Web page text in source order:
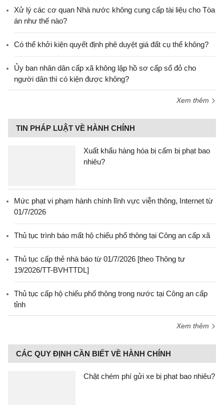
Xử lý các cơ quan Nhà nước không cung cấp tài liệu cho Tòa
án như thế nào?
Có thể khởi kiện quyết định phê duyệt giá đất cụ thể không?
Ủy ban nhân dân cấp xã không lập hồ sơ cấp sổ đỏ cho
người dân thì có kiện được không?
Xem thêm
TIN PHÁP LUẬT VỀ HÀNH CHÍNH
Xuất khẩu hàng hóa bị cấm bị phạt bao
nhiêu?
Mức phạt vi phạm hành chính lĩnh vực viễn thông, Internet từ
01/7/2026
Thủ tục trình báo mất hộ chiếu phổ thông tại Công an cấp xã
Thủ tục cấp thẻ nhà báo từ 01/7/2026 [theo Thông tư
19/2026/TT-BVHTTDL]
Thủ tục cấp hộ chiếu phổ thông trong nước tại Công an cấp
tỉnh
Xem thêm
CÁC QUY ĐỊNH CẦN BIẾT VỀ HÀNH CHÍNH
Chặt chém phí gửi xe bị phạt bao nhiêu?